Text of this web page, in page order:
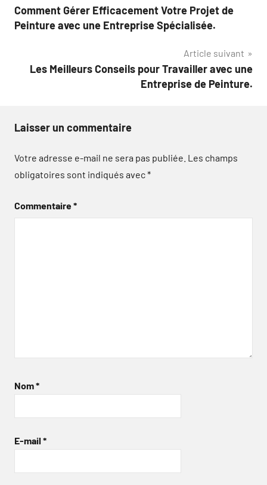
de
Comment Gérer Efficacement Votre Projet de
Peinture avec une Entreprise Spécialisée.
Article suivant
Les Meilleurs Conseils pour Travailler avec une
Entreprise de Peinture.
Laisser un commentaire
Votre adresse e-mail ne sera pas publiée. Les champs
obligatoires sont indiqués avec*
Commentaire*
Nom*
E-mail *